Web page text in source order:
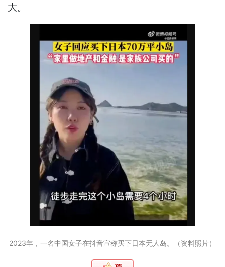
大。
2023年，一名中国女子在抖音宣称买下日本无人岛。（资料照片）